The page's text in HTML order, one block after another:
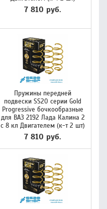
7 810 руб.
Пружины передней
подвески SS20 серии Gold
Progressive бочкообразные
для ВАЗ 2192 Лада Калина 2
с 8 кл Двигателем (к-т 2 шт)
7 810 руб.